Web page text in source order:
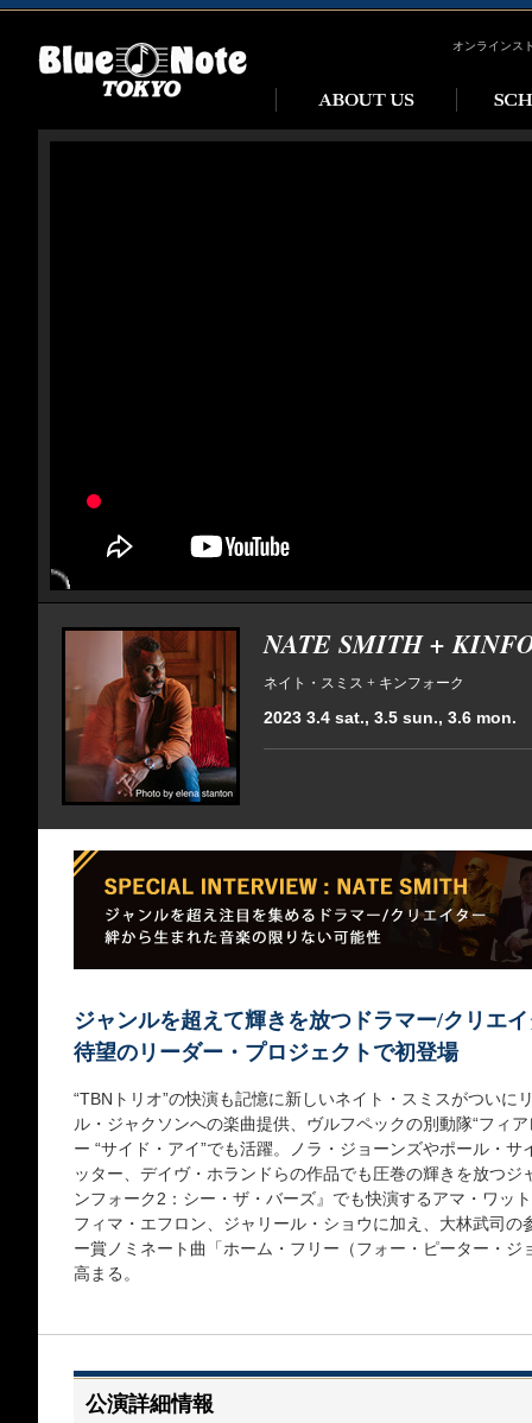
オンラインス
NATE SMITH +
ネイト・スミス + キンフォーク
2023 3.4 sat., 3.5 sun., 3.6 mon.
ジャンルを超えて輝きを放つドラマー/クリエ
待望のリーダー・プロジェクトで初登場
“TBNトリオ”の快演も記憶に新しいネイト・スミスがついに
ル・ジャクソンへの楽曲提供、ヴルフペックの別動隊“フィ
ー “サイド・アイ”でも活躍。ノラ・ジョーンズやポール・
ッター、デイヴ・ホランドらの作品でも圧巻の輝きを放つ
ンフォーク2：シー・ザ・バーズ』でも快演するアマ・ワッ
フィマ・エフロン、ジャリール・ショウに加え、大林武司
ー賞ノミネート曲「ホーム・フリー（フォー・ピーター・
高まる。
公演詳細情報